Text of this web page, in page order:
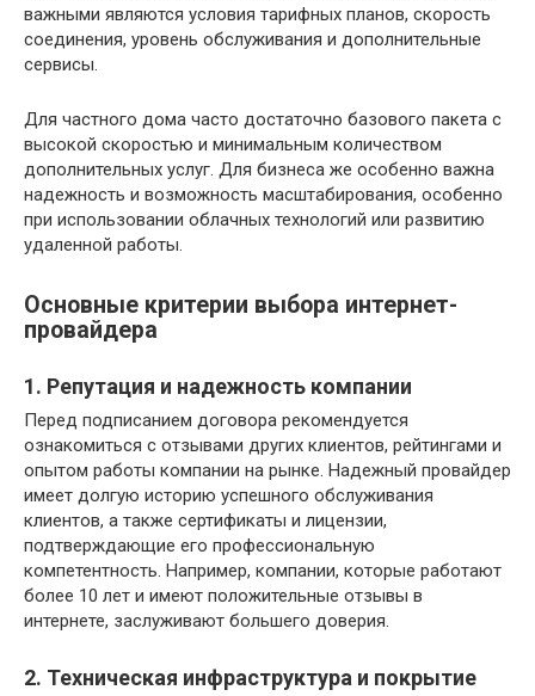
важными являются условия тарифных планов, скорость
соединения, уровень обслуживания и дополнительные
сервисы.
Для частного дома часто достаточно базового пакета с
высокой скоростью и минимальным количеством
дополнительных услуг. Для бизнеса же особенно важна
надежность и возможность масштабирования, особенно
при использовании облачных технологий или развитию
удаленной работы.
Основные критерии выбора интернет-
провайдера
1. Репутация и надежность компании
Перед подписанием договора рекомендуется
ознакомиться с отзывами других клиентов, рейтингами и
опытом работы компании на рынке. Надежный провайдер
имеет долгую историю успешного обслуживания
клиентов, а также сертификаты и лицензии,
подтверждающие его профессиональную
компетентность. Например, компании, которые работают
более 10 лет и имеют положительные отзывы в
интернете, заслуживают большего доверия.
2. Техническая инфраструктура и покрытие